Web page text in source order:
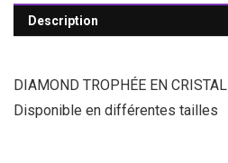
Description
DIAMOND TROPHÉE EN CRISTAL
Disponible en différentes tailles